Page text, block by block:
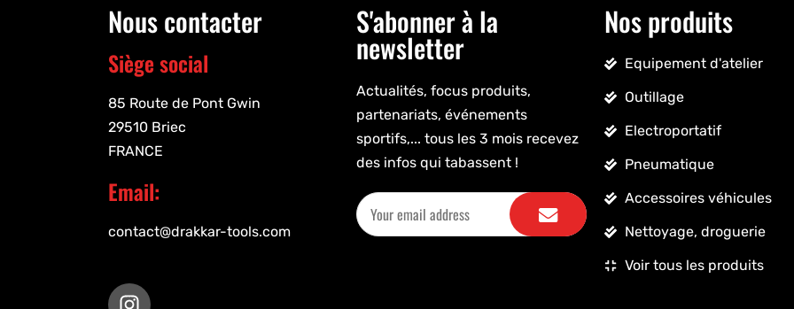
Nous contacter
Siège social
85 Route de Pont Gwin
29510 Briec
FRANCE
Email:
contact@drakkar-tools.com
S'abonner à la
newsletter
Actualités, focus produits,
partenariats, événements
sportifs,... tous les 3 mois recevez
des infos qui tabassent !
Nos produits
Equipement d'atelier
Outillage
Electroportatif
Pneumatique
Accessoires véhicules
Nettoyage, droguerie
Voir tous les produits